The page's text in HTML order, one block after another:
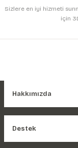
Sizlere en iyi hizmeti
için
Hakkımızda
Destek